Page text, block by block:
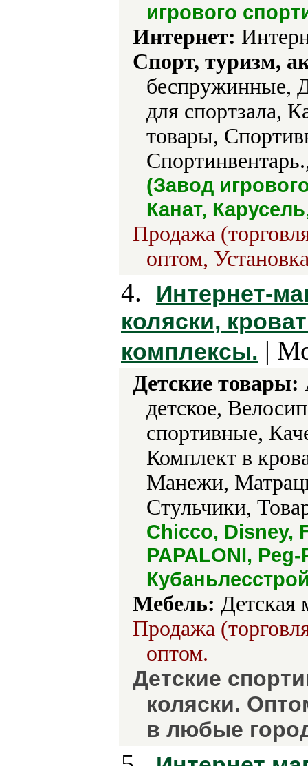
игрового
Интернет:
Спорт, туризм,
беспружинные,
для спортзала,
товары,
(Завод
Канат,
Продажа
оптом,
4.
Интернет-
коляски,
комплексы. |
Детские товары:
детское,
спортивные,
Комплект в
Манежи,
Стульчики,
Chicco, Disney,
PAPALONI,
Мебель: Детская
Продажа
оптом.
Детские
коляски.
в любые